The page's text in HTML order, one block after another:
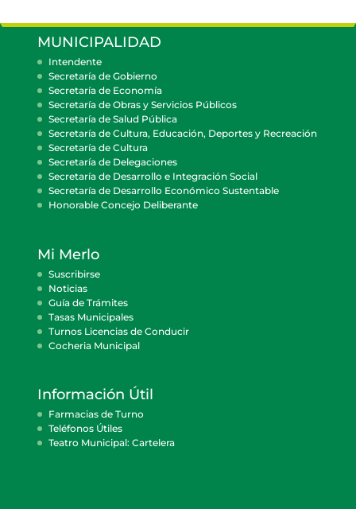
MUNICIPALIDAD
Intendente
Secretaría de Gobierno
Secretaría de Economía
Secretaría de Obras y Servicios Públicos
Secretaría de Salud Pública
Secretaría de Cultura, Educación, Deportes y Recreación
Secretaría de Cultura
Secretaría de Delegaciones
Secretaría de Desarrollo e Integración Social
Secretaría de Desarrollo Económico Sustentable
Honorable Concejo Deliberante
Mi Merlo
Suscribirse
Noticias
Guía de Trámites
Tasas Municipales
Turnos Licencias de Conducir
Cocheria Municipal
Información Útil
Farmacias de Turno
Teléfonos Útiles
Teatro Municipal: Cartelera